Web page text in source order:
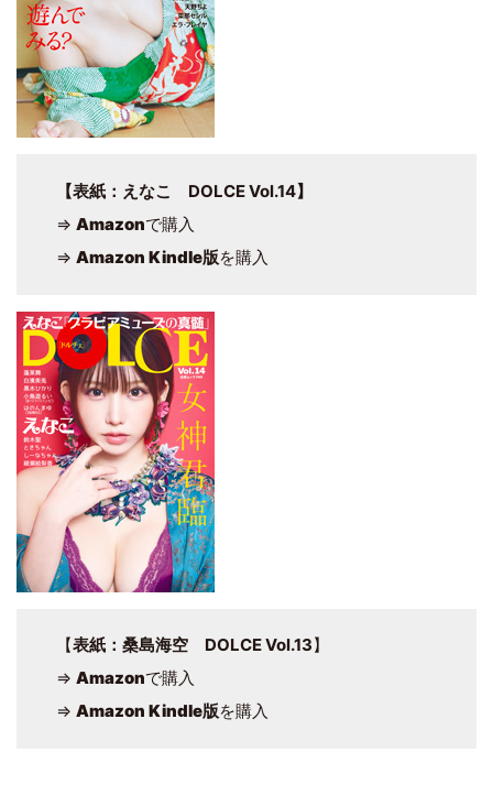
【表紙：えなこ DOLCE Vol.14】
⇒ Amazonで購入
⇒ Amazon Kindle版を購入
【表紙：桑島海空 DOLCE Vol.13】
⇒ Amazonで購入
⇒ Amazon Kindle版を購入